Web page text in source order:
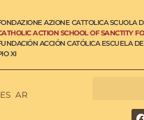
AZIONE CATTOLICA SCUOLA
ACTION SCHOOL OF SANCTITY
ACCIÓN CATÓLICA ESCUELA
XI
ES AR